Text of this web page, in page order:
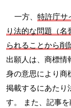
一方、 特許庁サ
り法的な問題（名
られることから削
出願人は、商標情
身の意思により商
掲載するにあたり
す。 また、記事